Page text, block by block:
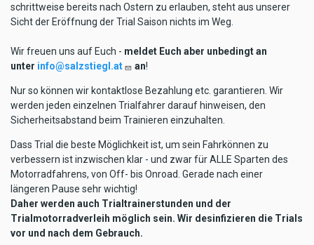
schrittweise bereits nach Ostern zu erlauben, steht aus unserer
Sicht der Eröffnung der Trial Saison nichts im Weg.
Wir freuen uns auf Euch - meldet Euch aber unbedingt an
unter info@salzstiegl.at an!
Nur so können wir kontaktlose Bezahlung etc. garantieren. Wir
werden jeden einzelnen Trialfahrer darauf hinweisen, den
Sicherheitsabstand beim Trainieren einzuhalten.
Dass Trial die beste Möglichkeit ist, um sein Fahrkönnen zu
verbessern ist inzwischen klar - und zwar für ALLE Sparten des
Motorradfahrens, von Off- bis Onroad. Gerade nach einer
längeren Pause sehr wichtig!
Daher werden auch Trialtrainerstunden und der
Trialmotorradverleih möglich sein. Wir desinfizieren die Trials
vor und nach dem Gebrauch.